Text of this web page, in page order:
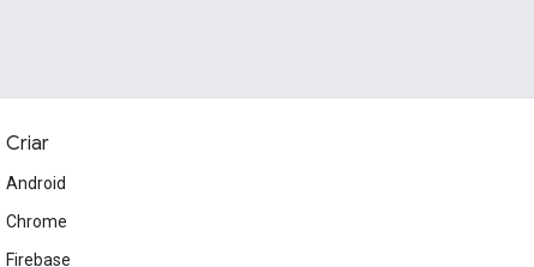
Criar
Android
Chrome
Firebase